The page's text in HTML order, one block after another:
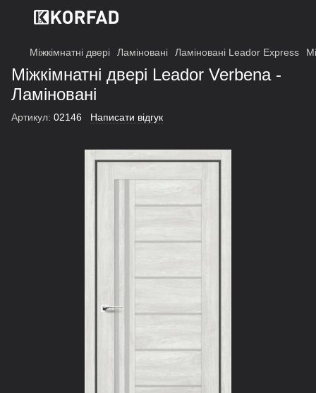
Міжкімнатні двері Ламіновані Ламіновані Leador Express
Міжкімнатні двері Leador Verbena -
Ламіновані
Артикул: 02146 Написати відгук